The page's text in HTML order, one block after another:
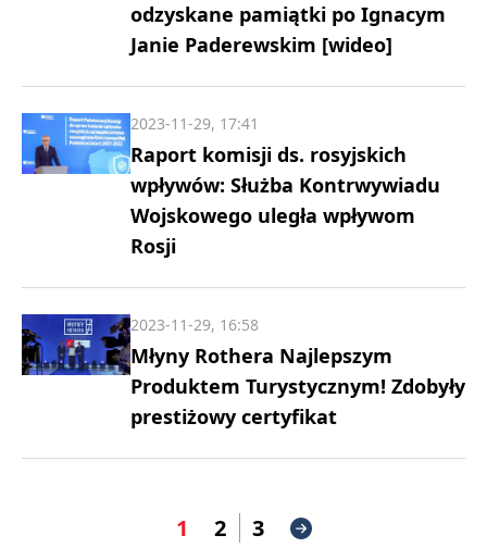
odzyskane pamiątki po Ignacym
Janie Paderewskim [wideo]
Raport komisji ds. rosyjskich
wpływów: Służba Kontrwywiadu
Wojskowego uległa wpływom
Rosji
2023-11-29, 17:41
Młyny Rothera Najlepszym
Produktem Turystycznym! Zdobyły
prestiżowy certyfikat
2023-11-29, 16:58
1 2 3